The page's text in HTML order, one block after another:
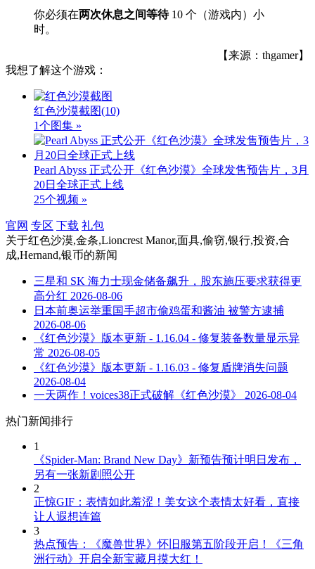
你必须在两次休息之间等待10 个（游戏内）小
时。
【来源：thgamer】
我想了解这个游戏：
红色沙漠截图(10)
1个图集 »
Pearl Abyss 正式公开《红色沙漠》全球发售预告片，3月
20日全球正式上线
25个视频 »
官网 专区 下载 礼包
关于红色沙漠,金条,Lioncrest Manor,面具,偷窃,银行,投资,合
成,Hernand,银币的新闻
三星和 SK 海力士现金储备飙升，股东施压要求获得更
高分红 2026-08-06
日本前奥运举重国手超市偷鸡蛋和酱油 被警方逮捕
2026-08-06
《红色沙漠》版本更新 - 1.16.04 - 修复装备数量显示异
常 2026-08-05
《红色沙漠》版本更新 - 1.16.03 - 修复盾牌消失问题
2026-08-04
一天两作！voices38正式破解《红色沙漠》
2026-08-04
热门新闻排行
1
《Spider-Man: Brand New Day》新预告预计明日发布，
另有一张新剧照公开
2
正惊GIF：表情如此羞涩！美女这个表情太好看，直接
让人遐想连篇
3
热点预告：《魔兽世界》怀旧服第五阶段开启！《三角
洲行动》开启全新宝藏月摸大红！